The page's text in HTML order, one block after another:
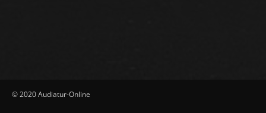
© 2020 Audiatur-Online